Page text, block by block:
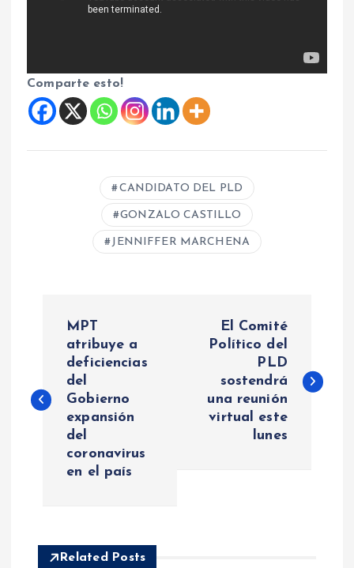
Comparte esto!
CANDIDATO DEL PLD
GONZALO CASTILLO
JENNIFFER MARCHENA
v
c
MPT
atribuye a
deficiencias
del
Gobierno
expansión
del
coronavirus
en el país
El Comité
Político del
PLD
sostendrá
una reunión
virtual este
lunes
Related Posts